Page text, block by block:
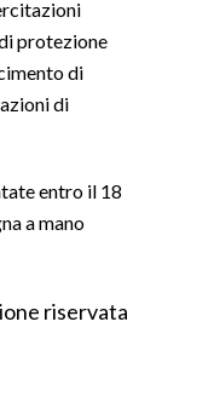
protezione
di
di
entro il 18
a mano
riservata